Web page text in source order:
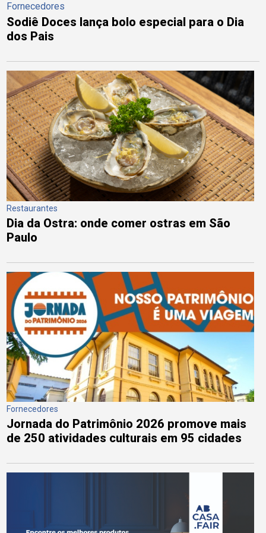
Fornecedores
Sodiê Doces lança bolo especial para o Dia
dos Pais
Restaurantes
Dia da Ostra: onde comer ostras em São
Paulo
Fornecedores
Jornada do Patrimônio 2026 promove mais
de 250 atividades culturais em 95 cidades